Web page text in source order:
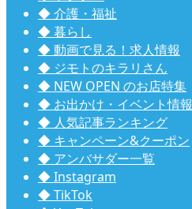
◆ 介護・福祉
◆ 暮らし
◆ 動画で見る！求人情報
◆ ジモトのキラリさん
◆ NEW OPEN のお店特集
◆ お出かけ・イベント情報
◆ 人気記事ランキング
◆ キャンペーン&クーポン
◆ アンバサダー一覧
◆ Instagram
◆ TikTok